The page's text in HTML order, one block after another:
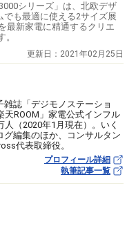
シリーズ」は、北欧デザ
も最適に使える2サイズ展
最新家電に精通するクリエ
更新日： 2021年02月25日
誌「デジモノステーショ
ROOM」家電公式インフル
（2020年1月現在）。いく
編集のほか、コンサルタン
代表取締役。
プロフィール詳細
執筆記事一覧